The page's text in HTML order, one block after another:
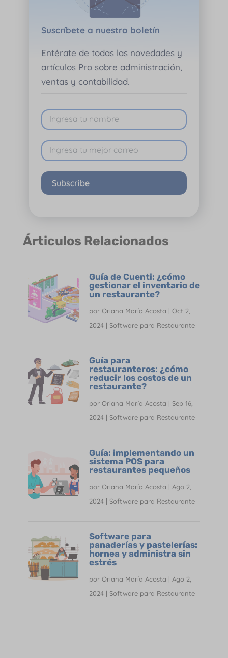
Suscríbete a nuestro boletín
Entérate de todas las novedades y
artículos Pro sobre administración,
ventas y contabilidad.
Subscribe
Árticulos Relacionados
Guía de Cuenti: ¿cómo
gestionar el inventario de
un restaurante?
por Oriana María Acosta | Oct 2,
2024| Software para Restaurante
Guía para
restauranteros: ¿cómo
reducir los costos de un
restaurante?
por Oriana María Acosta | Sep 16,
2024| Software para Restaurante
Guía: implementando un
sistema POS para
restaurantes pequeños
por Oriana María Acosta | Ago 2,
2024| Software para Restaurante
Software para
panaderías y pastelerías:
hornea y administra sin
estrés
por Oriana María Acosta | Ago 2,
2024| Software para Restaurante